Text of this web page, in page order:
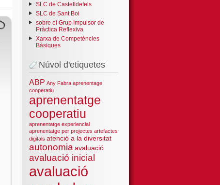
SLC de Castelldefels
SLC de Sant Boi
sobre el Grup Impulsor de
Pràctica Reflexiva
Xarxa de Competències
Bàsiques
Núvol d'etiquetes
ABP Any Fabra aprenentage
cooperatiu
aprenentatge
cooperatiu
aprenentatge experiencial
aprenentatge per projectes artefactes
digitals atenció a la diversitat
autonomia avaluació
avaluació inicial
avaluació